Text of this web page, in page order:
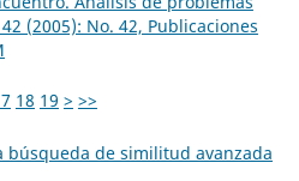
(2005): No. 42, Publicaciones
18 19 > >>
búsqueda de similitud avanzada